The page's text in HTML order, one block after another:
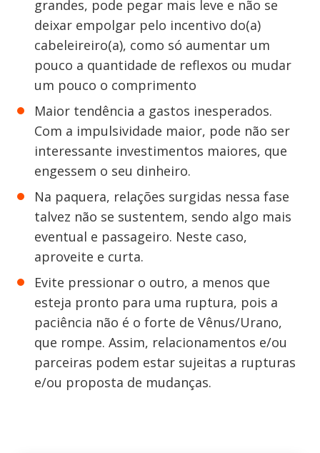
grandes, pode pegar mais leve e não se
deixar empolgar pelo incentivo do(a)
cabeleireiro(a), como só aumentar um
pouco a quantidade de reflexos ou mudar
um pouco o comprimento
Maior tendência a gastos inesperados.
Com a impulsividade maior, pode não ser
interessante investimentos maiores, que
engessem o seu dinheiro.
Na paquera, relações surgidas nessa fase
talvez não se sustentem, sendo algo mais
eventual e passageiro. Neste caso,
aproveite e curta.
Evite pressionar o outro, a menos que
esteja pronto para uma ruptura, pois a
paciência não é o forte de Vênus/Urano,
que rompe. Assim, relacionamentos e/ou
parceiras podem estar sujeitas a rupturas
e/ou proposta de mudanças.